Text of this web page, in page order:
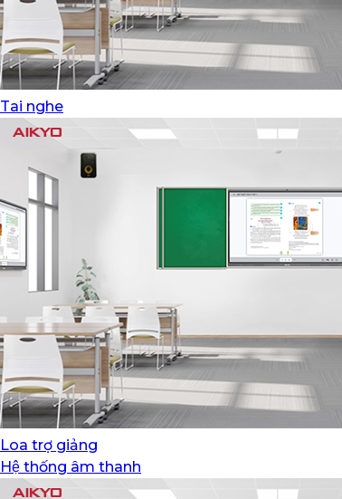
Tai nghe
Loa trợ giảng
Hệ thống âm thanh